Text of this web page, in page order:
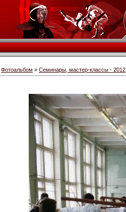
Фотоальбом » Семинары, мастер-классы - 2012